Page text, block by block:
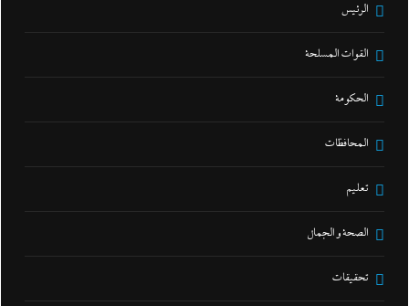
الرئيس
القوات المسلحة
الحكومة
المحافظات
تعليم
الصحة و الجمال
تحقيقات